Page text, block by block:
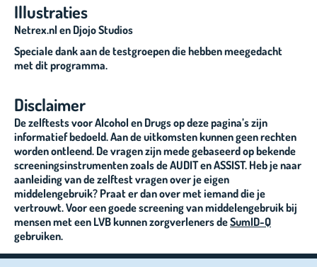
Illustraties
Netrex.nl en Djojo Studios
Speciale dank aan de testgroepen die hebben meegedacht
met dit programma.
Disclaimer
De zelftests voor Alcohol en Drugs op deze pagina’s zijn
informatief bedoeld. Aan de uitkomsten kunnen geen rechten
worden ontleend. De vragen zijn mede gebaseerd op bekende
screeningsinstrumenten zoals de AUDIT en ASSIST. Heb je naar
aanleiding van de zelftest vragen over je eigen
middelengebruik? Praat er dan over met iemand die je
vertrouwt. Voor een goede screening van middelengebruik bij
mensen met een LVB kunnen zorgverleners deSumID-Q
gebruiken.